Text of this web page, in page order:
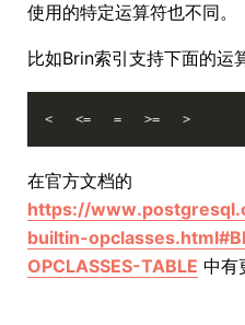
使用的特定运算符也不同。
比如Brin索引支持下面的运
在官方文档的
https://
builtin-
OPCLASSES-TABLE 中有